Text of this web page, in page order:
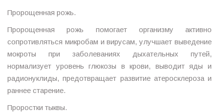
Пророщенная рожь.
Пророщенная рожь помогает организму активно
сопротивляться микробам и вирусам, улучшает выведение
мокроты при заболеваниях дыхательных путей,
нормализует уровень глюкозы в крови, выводит яды и
радионуклиды, предотвращает развитие атеросклероза и
раннее старение.
Проростки тыквы.